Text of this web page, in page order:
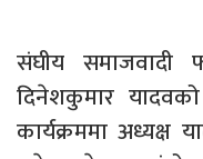
संघीय समाजवादी
दिनेशकुमार
कार्यक्रममा अध्यक्ष